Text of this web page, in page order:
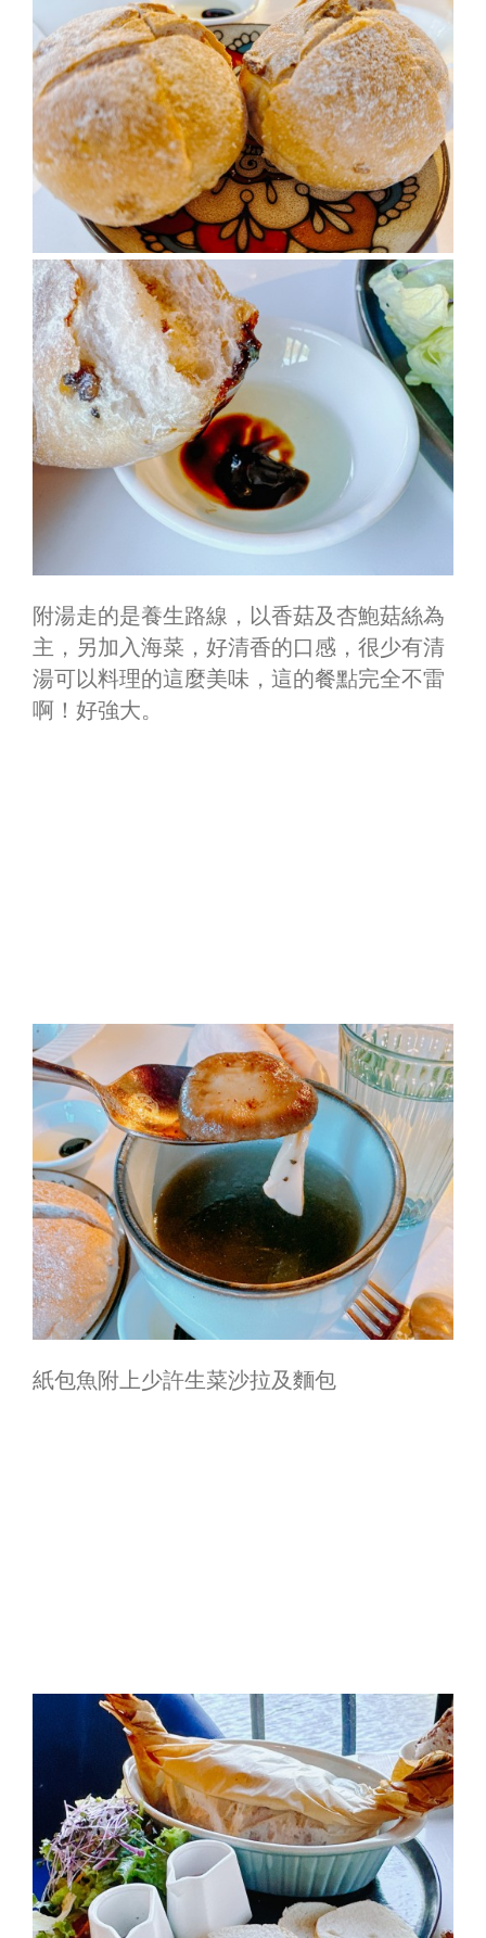
附湯走的是養生路線，以香菇及杏鮑菇絲為
主，另加入海菜，好清香的口感，很少有清
湯可以料理的這麼美味，這的餐點完全不雷
啊！好強大。
紙包魚附上少許生菜沙拉及麵包